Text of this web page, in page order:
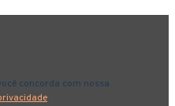
concorda com nossa